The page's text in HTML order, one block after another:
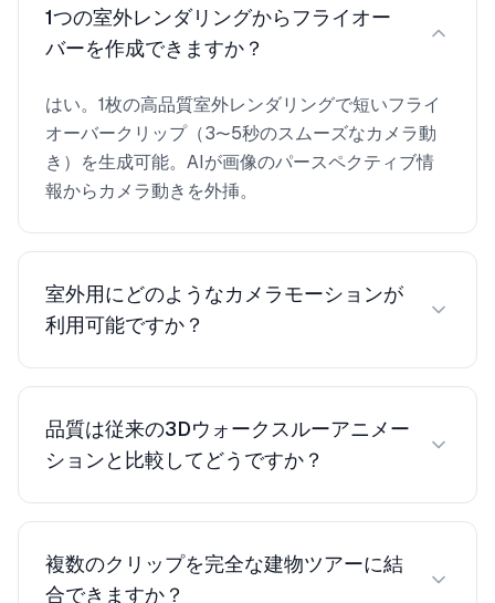
1つの室外レンダリングからフライオー
バーを作成できますか？
はい。1枚の高品質室外レンダリングで短いフライ
オーバークリップ（3〜5秒のスムーズなカメラ動
き）を生成可能。AIが画像のパースペクティブ情
報からカメラ動きを外挿。
室外用にどのようなカメラモーションが
利用可能ですか？
空中フライオーバー（ドローンスタイル）、スロ
ル回転（建物を周回）、クレーンショット（地面
から空中へ上昇）から選択可能。各スタイルはプ
品質は従来の3Dウォークスルーアニメー
ションと比較してどうですか？
AI生成室外動画はプレゼンテーション、マーケテ
ク品質を達成。3ds MaxやLumionの従来のフレー
複数のクリップを完全な建物ツアーに結
合できますか？